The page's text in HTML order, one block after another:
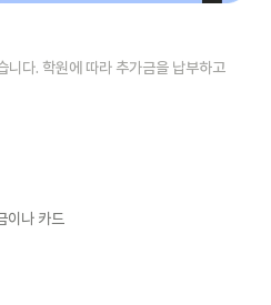
니다. 학원에 따라 추가금을 납부하고
이나 카드